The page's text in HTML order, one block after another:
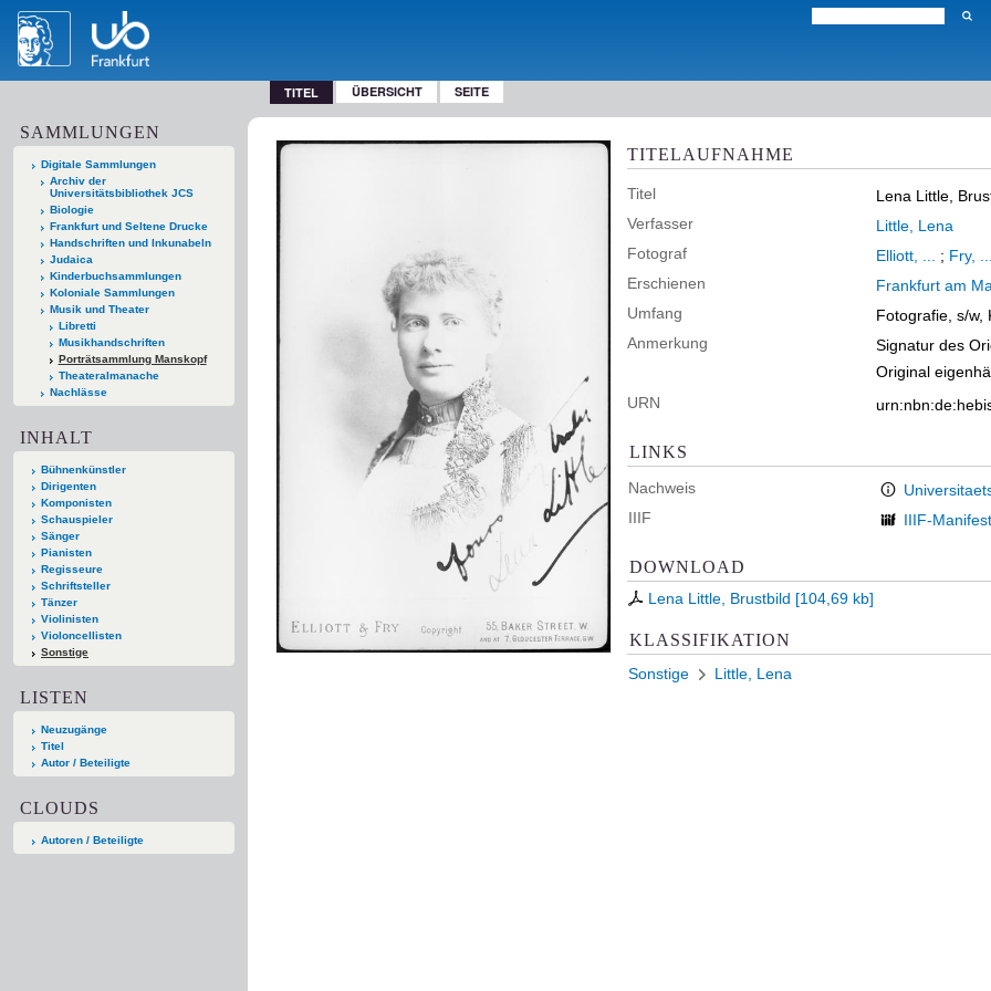
TITEL ÜBERSICHT SEITE
SAMMLUNGEN
Digitale Sammlungen
Archiv der
Universitätsbibliothek JCS
Biologie
Frankfurt und Seltene Drucke
Handschriften und Inkunabeln
Judaica
Kinderbuchsammlungen
Koloniale Sammlungen
Musik und Theater
Libretti
Musikhandschriften
Porträtsammlung Manskopf
Theateralmanache
Nachlässe
INHALT
Bühnenkünstler
Dirigenten
Komponisten
Schauspieler
Sänger
Pianisten
Regisseure
Schriftsteller
Tänzer
Violinisten
Violoncellisten
Sonstige
LISTEN
Neuzugänge
Titel
Autor / Beteiligte
CLOUDS
Autoren / Beteiligte
TITELAUFNAHME
Titel
Lena Little,
Verfasser
Little, Lena
Fotograf
Elliott, ... ; Fry,
Erschienen
Frankfurt am
Umfang
Fotografie, s/w,
Anmerkung
Signatur des
Original
URN
LINKS
Nachweis
IIIF
IIIF-Manifest
DOWNLOAD
Lena Little, Brustbild [104,69 kb]
KLASSIFIKATION
Sonstige Little, Lena